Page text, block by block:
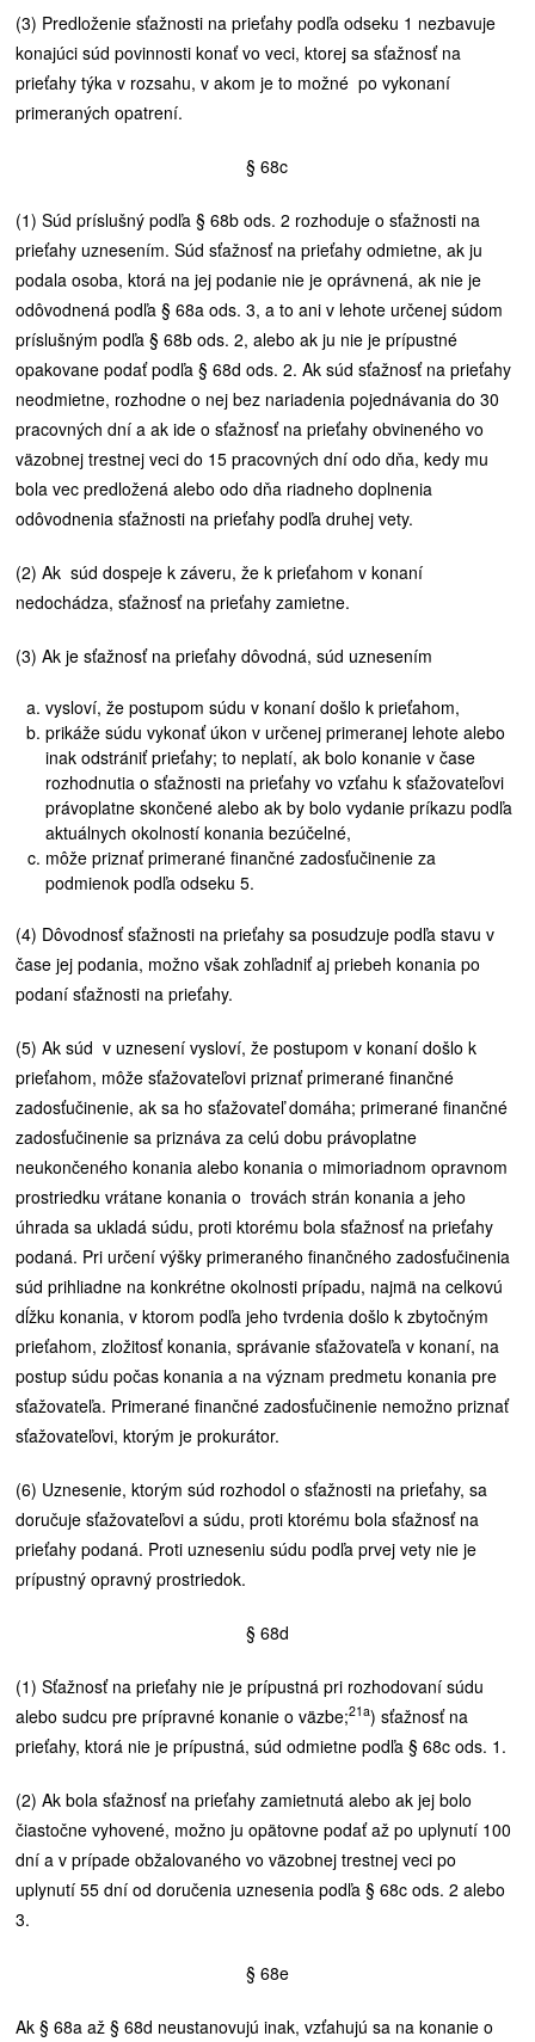
(3) Predloženie sťažnosti na prieťahy podľa odseku 1 nezbavuje
konajúci súd povinnosti konať vo veci, ktorej sa sťažnosť na
prieťahy týka v rozsahu, v akom je to možné po vykonaní
primeraných opatrení.
§ 68c
(1) Súd príslušný podľa § 68b ods. 2 rozhoduje o sťažnosti na
prieťahy uznesením. Súd sťažnosť na prieťahy odmietne, ak ju
podala osoba, ktorá na jej podanie nie je oprávnená, ak nie je
odôvodnená podľa § 68a ods. 3, a to ani v lehote určenej súdom
príslušným podľa § 68b ods. 2, alebo ak ju nie je prípustné
opakovane podať podľa § 68d ods. 2. Ak súd sťažnosť na prieťahy
neodmietne, rozhodne o nej bez nariadenia pojednávania do 30
pracovných dní a ak ide o sťažnosť na prieťahy obvineného vo
väzobnej trestnej veci do 15 pracovných dní odo dňa, kedy mu
bola vec predložená alebo odo dňa riadneho doplnenia
odôvodnenia sťažnosti na prieťahy podľa druhej vety.
(2) Ak súd dospeje k záveru, že k prieťahom v konaní
nedochádza, sťažnosť na prieťahy zamietne.
(3) Ak je sťažnosť na prieťahy dôvodná, súd uznesením
vysloví, že postupom súdu v konaní došlo k prieťahom,
prikáže súdu vykonať úkon v určenej primeranej lehote alebo
inak odstrániť prieťahy; to neplatí, ak bolo konanie v čase
rozhodnutia o sťažnosti na prieťahy vo vzťahu k sťažovateľovi
právoplatne skončené alebo ak by bolo vydanie príkazu podľa
aktuálnych okolností konania bezúčelné,
môže priznať primerané finančné zadosťučinenie za
podmienok podľa odseku 5.
(4) Dôvodnosť sťažnosti na prieťahy sa posudzuje podľa stavu v
čase jej podania, možno však zohľadniť aj priebeh konania po
podaní sťažnosti na prieťahy.
(5) Ak súd v uznesení vysloví, že postupom v konaní došlo k
prieťahom, môže sťažovateľovi priznať primerané finančné
zadosťučinenie, ak sa ho sťažovateľ domáha; primerané finančné
zadosťučinenie sa priznáva za celú dobu právoplatne
neukončeného konania alebo konania o mimoriadnom opravnom
prostriedku vrátane konania o trovách strán konania a jeho
úhrada sa ukladá súdu, proti ktorému bola sťažnosť na prieťahy
podaná. Pri určení výšky primeraného finančného zadosťučinenia
súd prihliadne na konkrétne okolnosti prípadu, najmä na celkovú
dĺžku konania, v ktorom podľa jeho tvrdenia došlo k zbytočným
prieťahom, zložitosť konania, správanie sťažovateľa v konaní, na
postup súdu počas konania a na význam predmetu konania pre
sťažovateľa. Primerané finančné zadosťučinenie nemožno priznať
sťažovateľovi, ktorým je prokurátor.
(6) Uznesenie, ktorým súd rozhodol o sťažnosti na prieťahy, sa
doručuje sťažovateľovi a súdu, proti ktorému bola sťažnosť na
prieťahy podaná. Proti uzneseniu súdu podľa prvej vety nie je
prípustný opravný prostriedok.
§ 68d
(1) Sťažnosť na prieťahy nie je prípustná pri rozhodovaní súdu
alebo sudcu pre prípravné konanie o väzbe;21a) sťažnosť na
prieťahy, ktorá nie je prípustná, súd odmietne podľa § 68c ods. 1.
(2) Ak bola sťažnosť na prieťahy zamietnutá alebo ak jej bolo
čiastočne vyhovené, možno ju opätovne podať až po uplynutí 100
dní a v prípade obžalovaného vo väzobnej trestnej veci po
uplynutí 55 dní od doručenia uznesenia podľa § 68c ods. 2 alebo
3.
§ 68e
Ak § 68a až § 68d neustanovujú inak, vzťahujú sa na konanie o